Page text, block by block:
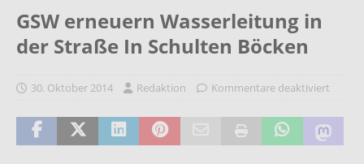
GSW erneuern Wasserleitung in
der Straße In Schulten Böcken
30. Oktober 2014 Redaktion Kommentare deaktiviert